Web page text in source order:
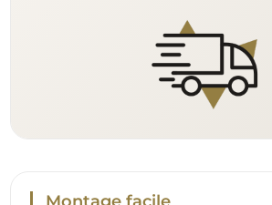
Lire notre guide d’installation pas à pas.